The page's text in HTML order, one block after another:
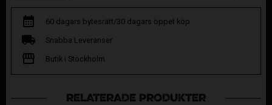
60 dagars bytesrätt/30 dagars öppet köp
Snabba Leveranser
Butik i Stockholm
RELATERADE PRODUKTER